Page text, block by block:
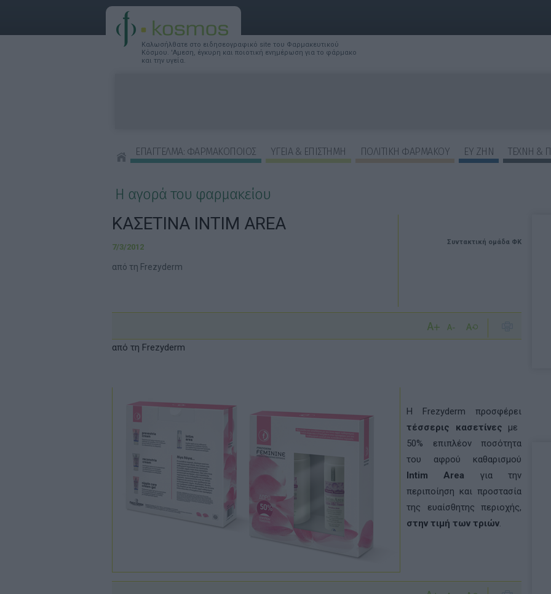
Καλωσήλθατε στο ειδησεογραφικό site του Φαρμακευτικού
Κόσμου. 'Αμεση, έγκυρη και ποιοτική ενημέρωση για το φάρμακο
και την υγεία.
ΕΠΑΓΓΕΛΜΑ: ΦΑΡΜΑΚΟΠΟΙΟΣ ΥΓΕΙΑ & ΕΠΙΣΤΗΜΗ ΠΟΛΙΤΙΚΗ ΦΑΡΜΑΚΟΥ ΕΥ ΖΗΝ
ΤΕΧΝΗ &
Η αγορά του φαρμακείου
Συντακτική ομάδα ΦΚ
KAΣΕΤΙΝΑ INTIM AREA
7/3/2012
από τη Frezyderm
από τη Frezyderm
Η Frezyderm προσφέρει
τέσσερις κασετίνες με
50% επιπλέον ποσότητα
του αφρού καθαρισμού
Intim Area για την
περιποίηση και προστασία
της ευαίσθητης περιοχής,
στην τιμή των τριών.